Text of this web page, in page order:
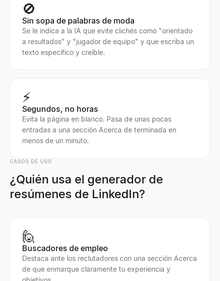
🚫
Sin sopa de palabras de moda
Se le indica a la IA que evite clichés como "orientado
a resultados" y "jugador de equipo" y que escriba un
texto específico y creíble.
⚡
Segundos, no horas
Evita la página en blanco. Pasa de unas pocas
entradas a una sección Acerca de terminada en
menos de un minuto.
CASOS DE USO
¿Quién usa el generador de
resúmenes de LinkedIn?
🙋
Buscadores de empleo
Destaca ante los reclutadores con una sección Acerca
de que enmarque claramente tu experiencia y